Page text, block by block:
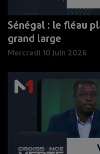
Sénégal : le fléau
grand large
Mercredi 10 Juin 2026